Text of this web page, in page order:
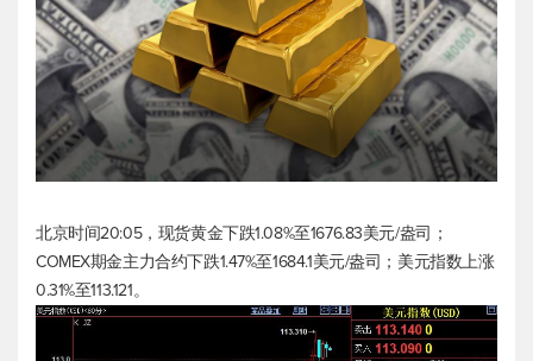
北京时间20:05， 现货黄金下跌1.08%至1676.83美元/盎司；
COMEX期金主力合约下跌1.47%至1684.1美元/盎司； 美元指数上涨
0.31%至113.121。